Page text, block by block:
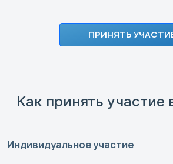
ПРИНЯТЬ
Как принять участие
Индивидуальное участие